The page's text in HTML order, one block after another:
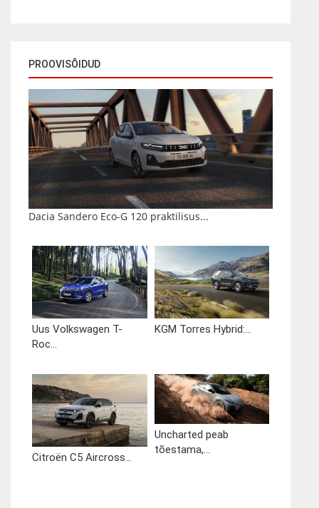
PROOVISÕIDUD
Dacia Sandero Eco-G 120 praktilisus...
Uus Volkswagen T-
Roc...
KGM Torres Hybrid:...
Citroën C5 Aircross...
Uncharted peab
tõestama,...